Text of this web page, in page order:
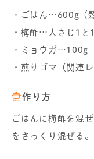
・ごはん…600g（
・梅酢…大さじ1と
・ミョウガ…100g
・煎りゴマ（関連
作り方
ごはんに梅酢を混
をさっくり混ぜる。